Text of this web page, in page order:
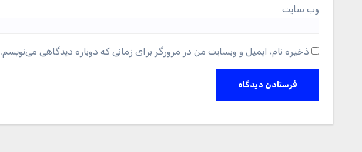
وب‌ سایت
ذخیره نام، ایمیل و وبسایت من در مرورگر برای زمانی که دوباره دیدگاهی می‌نویسم.